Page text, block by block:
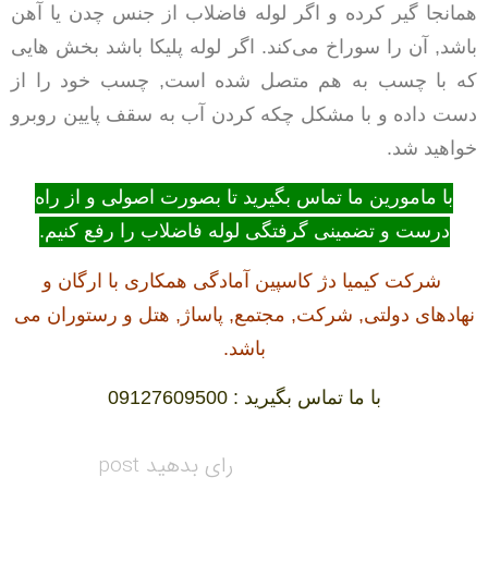
همانجا گیر کرده و اگر لوله فاضلاب از جنس چدن یا آهن
باشد, آن را سوراخ می‌کند. اگر لوله پلیکا باشد بخش هایی
که با چسب به هم متصل شده است, چسب خود را از
دست داده و با مشکل چکه کردن آب به سقف پایین روبرو
خواهید شد.
با مامورین ما تماس بگیرید تا بصورت اصولی و از راه
درست و تضمینی گرفتگی لوله فاضلاب را رفع کنیم.
شرکت کیمیا دژ کاسپین آمادگی همکاری با ارگان و
نهادهای دولتی, شرکت, مجتمع, پاساژ, هتل و رستوران می
باشد.
با ما تماس بگیرید : 09127609500
رای بدهید post